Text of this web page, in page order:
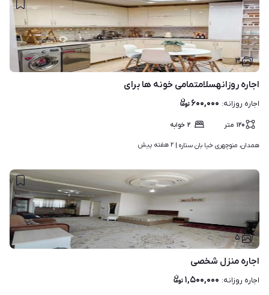
۳
اجاره روزانهسلامتمامی خونه ها برای
اجاره روزانه: ۶۰۰,۰۰۰
۱۲۰ متر ۲ خوابه
همدان، منوچهری خیا بان ستاره | ۲ هفته پیش
۵
اجاره منزل شخصی
اجاره روزانه: ۱,۵۰۰,۰۰۰